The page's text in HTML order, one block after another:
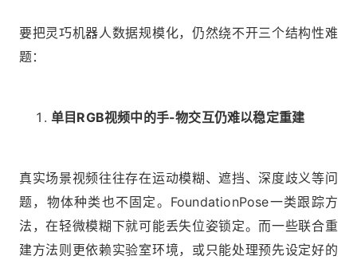
要把灵巧机器人数据规模化，仍然绕不开三个结构性难
题：
单目RGB视频中的手-物交互仍难以稳定重建
真实场景视频往往存在运动模糊、遮挡、深度歧义等问
题，物体种类也不固定。FoundationPose一类跟踪方
法，在轻微模糊下就可能丢失位姿锁定。而一些联合重
建方法则更依赖实验室环境，或只能处理预先设定好的